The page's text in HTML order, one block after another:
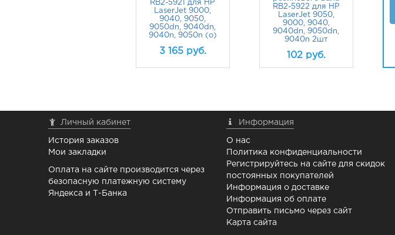
RB2-5921 для HP
LaserJet 9000,
9050dn, 9040dn,
9040n, 9050n (o)
RB2-5922 для HP
LaserJet 9050,
9040dn, 9050dn,
Личный кабинет
История заказов
Мои закладки
Оплата на сайте производится через
безопасную платежную систему
Яндекса и Т-Банка
Информация
О нас
Политика конфиденциальности
Регистрируйтесь на сайте для скидок
постоянных покупателей
Информация о доставке
Информация об оплате
Отправить письмо через сайт
Карта сайта